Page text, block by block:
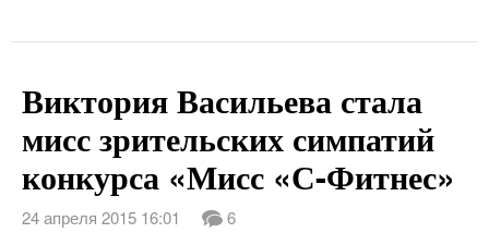
Виктория Васильева стала
мисс зрительских симпатий
конкурса «Мисс «С-Фитнес»
24 апреля 2015 16:01 6